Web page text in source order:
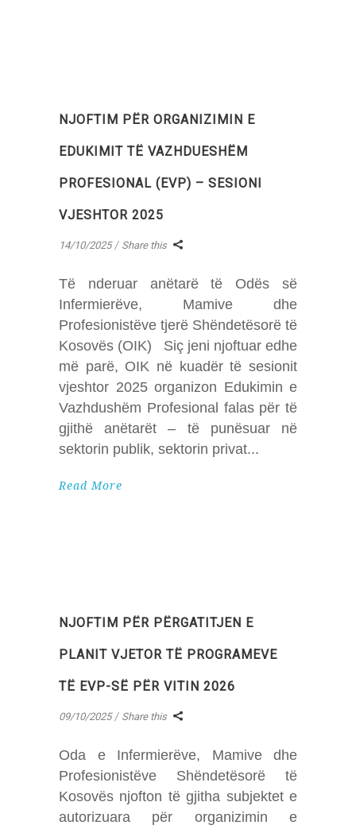
NJOFTIM PËR ORGANIZIMIN E
EDUKIMIT TË VAZHDUESHËM
PROFESIONAL (EVP) – SESIONI
VJESHTOR 2025
14/10/2025 Share this
Të nderuar anëtarë të Odës së
Infermierëve, Mamive dhe
Profesionistëve tjerë Shëndetësorë të
Kosovës (OIK) Siç jeni njoftuar edhe
më parë, OIK në kuadër të sesionit
vjeshtor 2025 organizon Edukimin e
Vazhdushëm Profesional falas për të
gjithë anëtarët – të punësuar në
sektorin publik, sektorin privat
Read More
NJOFTIM PËR PËRGATITJEN E
PLANIT VJETOR TË PROGRAMEVE
TË EVP-SË PËR VITIN 2026
09/10/2025 Share this
Oda e Infermierëve, Mamive dhe
Profesionistëve Shëndetësorë të
Kosovës njofton të gjitha subjektet e
autorizuara për organizimin e